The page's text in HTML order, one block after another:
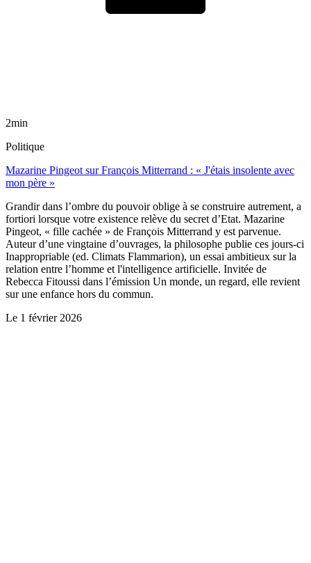
2min
Politique
Mazarine Pingeot sur François Mitterrand : « J'étais insolente avec
mon père »
Grandir dans l’ombre du pouvoir oblige à se construire autrement, a
fortiori lorsque votre existence relève du secret d’Etat. Mazarine
Pingeot, « fille cachée » de François Mitterrand y est parvenue.
Auteur d’une vingtaine d’ouvrages, la philosophe publie ces jours-ci
Inappropriable (ed. Climats Flammarion), un essai ambitieux sur la
relation entre l’homme et l'intelligence artificielle. Invitée de
Rebecca Fitoussi dans l’émission Un monde, un regard, elle revient
sur une enfance hors du commun.
Le 1 février 2026